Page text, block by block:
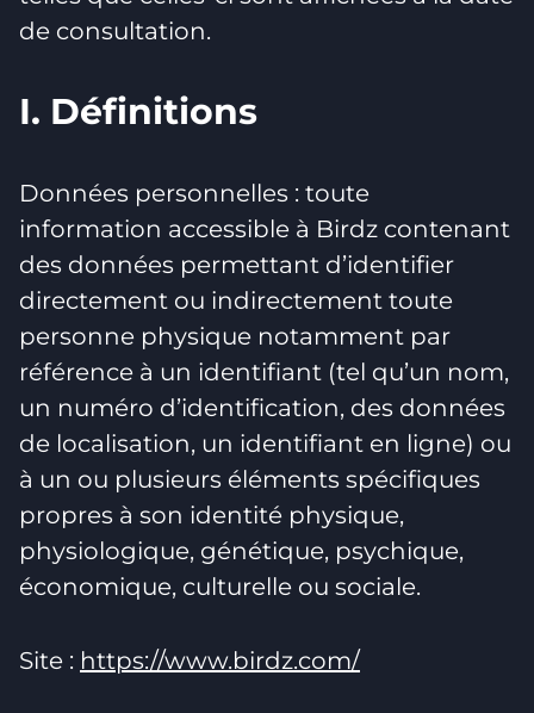
de consultation.
I. Définitions
Données personnelles : toute
information accessible à Birdz contenant
des données permettant d’identifier
directement ou indirectement toute
personne physique notamment par
référence à un identifiant (tel qu’un nom,
un numéro d’identification, des données
de localisation, un identifiant en ligne) ou
à un ou plusieurs éléments spécifiques
propres à son identité physique,
physiologique, génétique, psychique,
économique, culturelle ou sociale.
Site : https://www.birdz.com/